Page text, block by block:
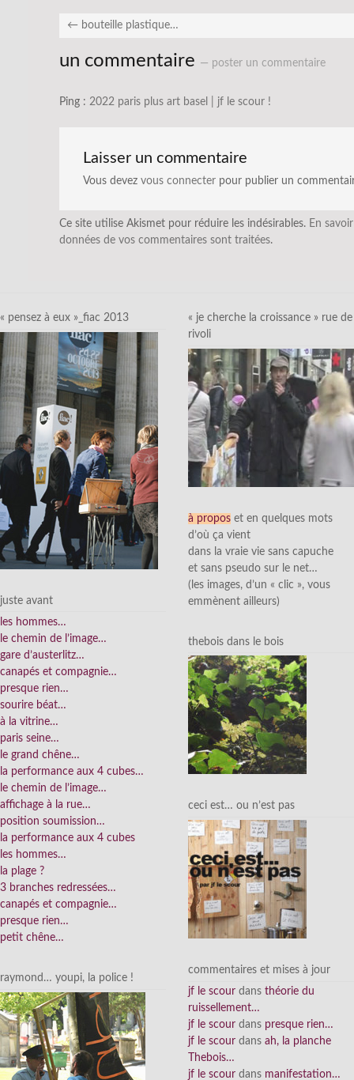
← bouteille plastique…
un commentaire — poster un commentaire
Ping : 2022 paris plus art basel | jf le scour !
Laisser un commentaire
Vous devez vous connecter pour publier un
Ce site utilise Akismet pour réduire les indésirables. En
données de vos commentaires sont traitées.
« pensez à eux »_fiac 2013
juste avant
les hommes…
le chemin de l’image…
gare d’austerlitz…
canapés et compagnie…
presque rien…
sourire béat…
à la vitrine…
paris seine…
le grand chêne…
la performance aux 4 cubes…
le chemin de l’image…
affichage à la rue…
position soumission…
la performance aux 4 cubes
les hommes…
la plage ?
3 branches redressées…
canapés et compagnie…
presque rien…
petit chêne…
raymond… youpi, la police !
« je cherche la croissance » rue de
rivoli
à propos et en quelques mots
d’où ça vient
dans la vraie vie sans capuche
et sans pseudo sur le net…
(les images, d’un « clic », vous
emmènent ailleurs)
thebois dans le bois
ceci est… ou n’est pas
commentaires et mises à jour
jf le scour dans théorie du
ruissellement…
jf le scour dans presque rien…
jf le scour dans ah, la planche
Thebois…
jf le scour dans manifestation…